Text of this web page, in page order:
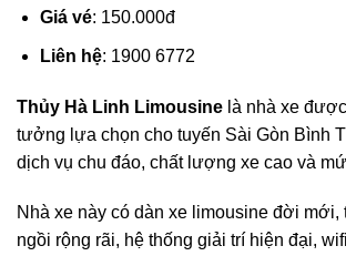
Giá vé: 150.000đ
Liên hệ: 1900 6772
Thủy Hà Linh Limousine là nhà xe
tưởng lựa chọn cho tuyến Sài Gòn Bình
dịch vụ chu đáo, chất lượng xe cao và
Nhà xe này có dàn xe limousine đời
ngồi rộng rãi, hệ thống giải trí hiện đại,